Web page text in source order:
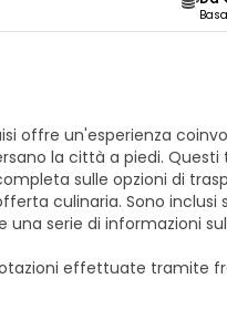
offre un'esperienza
la città a piedi.
sulle opzioni di
culinaria. Sono
una serie di informazioni
effettuate tramite
che optano per metodi